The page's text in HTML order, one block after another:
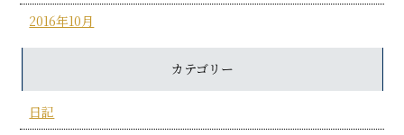
2016年10月
カテゴリー
日記